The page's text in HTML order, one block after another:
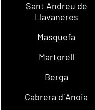
Sant Andreu de
Llavaneres
Masquefa
Martorell
Berga
Cabrera d´Anoia